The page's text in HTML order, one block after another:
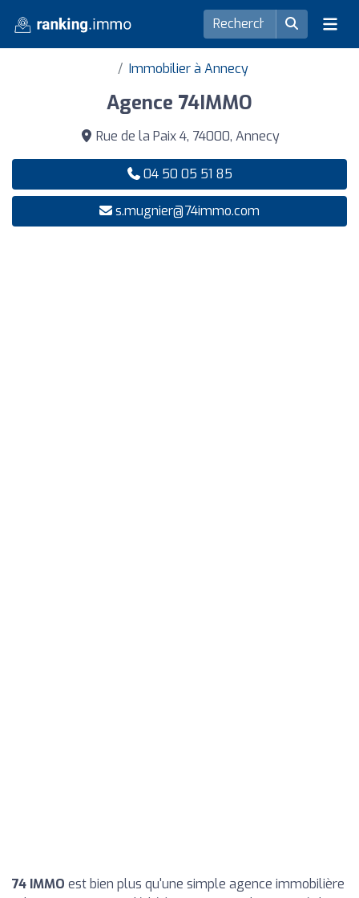
Immobilier à Annecy
Agence 74IMMO
Rue de la Paix 4, 74000, Annecy
04 50 05 51 85
s.mugnier@74immo.com
74 IMMO est bien plus qu'une simple agence immobilière